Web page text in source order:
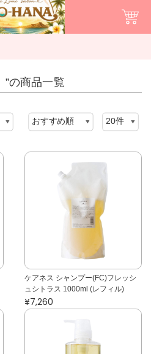
”の商品一覧
ケアネス シャンプー(FC)フレッシ
ュシトラス 1000ml (レフィル)
¥7,260